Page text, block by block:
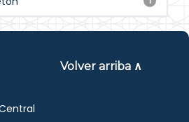
Volver arriba ∧